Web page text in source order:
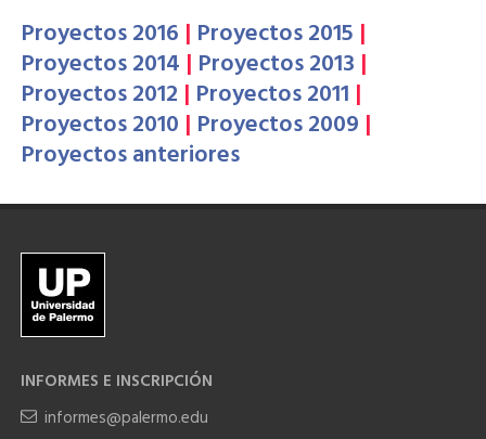
Proyectos 2016 | Proyectos 2015 |
Proyectos 2014 | Proyectos 2013 |
Proyectos 2012 | Proyectos 2011 |
Proyectos 2010 | Proyectos 2009 |
Proyectos anteriores
INFORMES E INSCRIPCIÓN
informes@palermo.edu